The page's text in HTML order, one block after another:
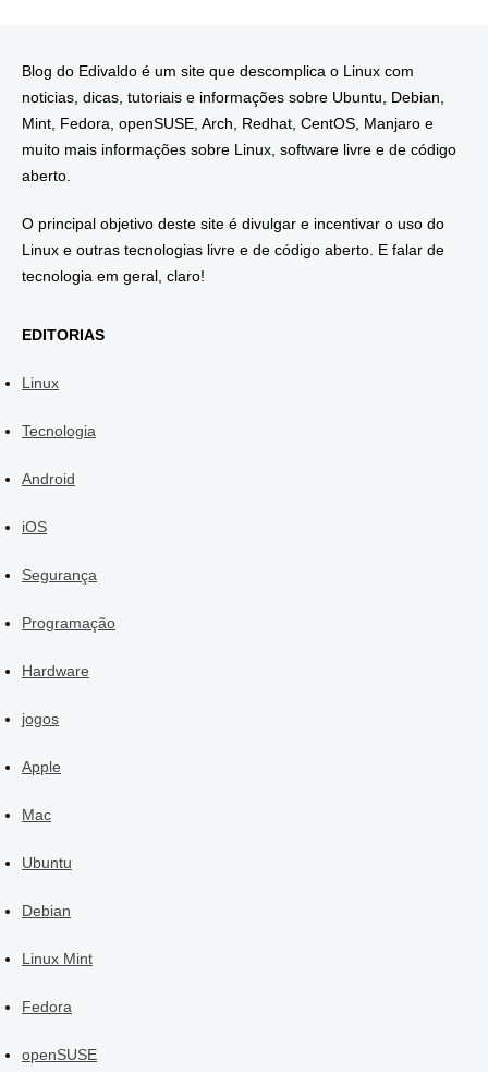
Blog do Edivaldo é um site que descomplica o Linux com
noticias, dicas, tutoriais e informações sobre Ubuntu, Debian,
Mint, Fedora, openSUSE, Arch, Redhat, CentOS, Manjaro e
muito mais informações sobre Linux, software livre e de código
aberto.
O principal objetivo deste site é divulgar e incentivar o uso do
Linux e outras tecnologias livre e de código aberto. E falar de
tecnologia em geral, claro!
EDITORIAS
Linux
Tecnologia
Android
iOS
Segurança
Programação
Hardware
jogos
Apple
Mac
Ubuntu
Debian
Linux Mint
Fedora
openSUSE